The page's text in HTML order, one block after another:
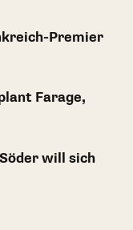
Premier
Farage,
Söder will sich